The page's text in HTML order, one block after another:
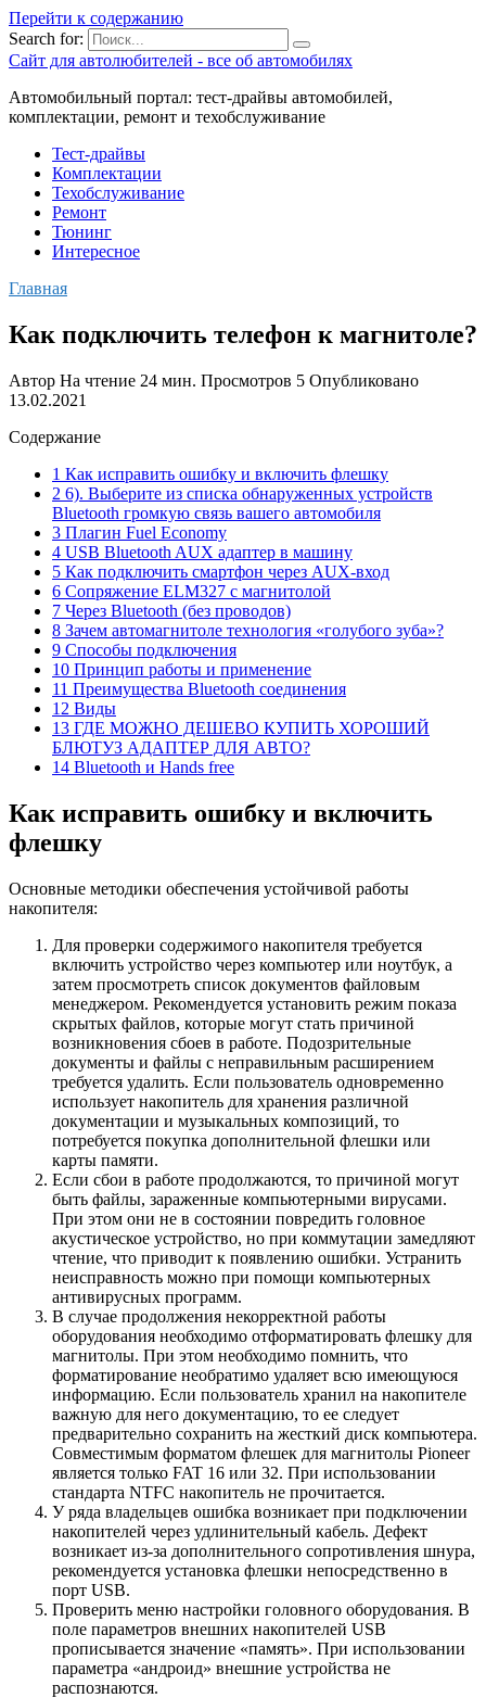
Перейти к содержанию
Search for:
Сайт для автолюбителей - все об автомобилях
Автомобильный портал: тест-драйвы автомобилей,
комплектации, ремонт и техобслуживание
Тест-драйвы
Комплектации
Техобслуживание
Ремонт
Тюнинг
Интересное
Главная
Как подключить телефон к магнитоле?
Автор На чтение 24 мин. Просмотров 5 Опубликовано
13.02.2021
Содержание
1 Как исправить ошибку и включить флешку
2 6). Выберите из списка обнаруженных устройств
Bluetooth громкую связь вашего автомобиля
3 Плагин Fuel Economy
4 USB Bluetooth AUX адаптер в машину
5 Как подключить смартфон через AUX-вход
6 Сопряжение ELM327 с магнитолой
7 Через Bluetooth (без проводов)
8 Зачем автомагнитоле технология «голубого зуба»?
9 Способы подключения
10 Принцип работы и применение
11 Преимущества Bluetooth соединения
12 Виды
13 ГДЕ МОЖНО ДЕШЕВО КУПИТЬ ХОРОШИЙ
БЛЮТУЗ АДАПТЕР ДЛЯ АВТО?
14 Bluetooth и Hands free
Как исправить ошибку и включить
флешку
Основные методики обеспечения устойчивой работы
накопителя:
Для проверки содержимого накопителя требуется
включить устройство через компьютер или ноутбук, а
затем просмотреть список документов файловым
менеджером. Рекомендуется установить режим показа
скрытых файлов, которые могут стать причиной
возникновения сбоев в работе. Подозрительные
документы и файлы с неправильным расширением
требуется удалить. Если пользователь одновременно
использует накопитель для хранения различной
документации и музыкальных композиций, то
потребуется покупка дополнительной флешки или
карты памяти.
Если сбои в работе продолжаются, то причиной могут
быть файлы, зараженные компьютерными вирусами.
При этом они не в состоянии повредить головное
акустическое устройство, но при коммутации замедляют
чтение, что приводит к появлению ошибки. Устранить
неисправность можно при помощи компьютерных
антивирусных программ.
В случае продолжения некорректной работы
оборудования необходимо отформатировать флешку для
магнитолы. При этом необходимо помнить, что
форматирование необратимо удаляет всю имеющуюся
информацию. Если пользователь хранил на накопителе
важную для него документацию, то ее следует
предварительно сохранить на жесткий диск компьютера.
Совместимым форматом флешек для магнитолы Pioneer
является только FAT 16 или 32. При использовании
стандарта NTFC накопитель не прочитается.
У ряда владельцев ошибка возникает при подключении
накопителей через удлинительный кабель. Дефект
возникает из-за дополнительного сопротивления шнура,
рекомендуется установка флешки непосредственно в
порт USB.
Проверить меню настройки головного оборудования. В
поле параметров внешних накопителей USB
прописывается значение «память». При использовании
параметра «андроид» внешние устройства не
распознаются.